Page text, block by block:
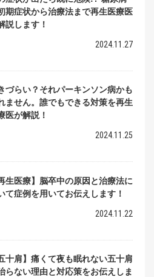
期症状から治療法まで再生医療医
説します！
2024.11.27
づらい？それパーキンソン病かも
ません。誰でもできる対策を再生
医が解説！
2024.11.25
生医療】脳卒中の原因と治療法に
て症例を用いてお伝えします！
2024.11.22
十肩】痛くて夜も眠れない五十肩
らない理由と対応策をお伝えしま